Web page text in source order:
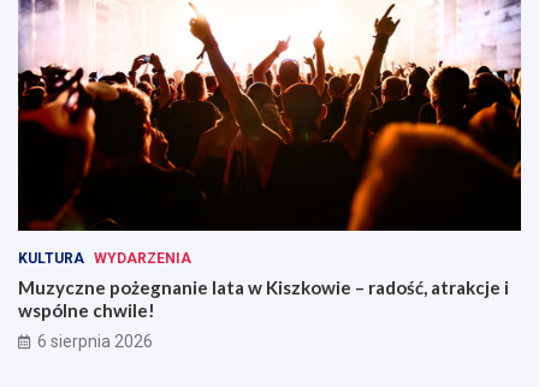
KULTURA WYDARZENIA
Muzyczne pożegnanie lata w Kiszkowie – radość, atrakcje i
wspólne chwile!
6 sierpnia 2026